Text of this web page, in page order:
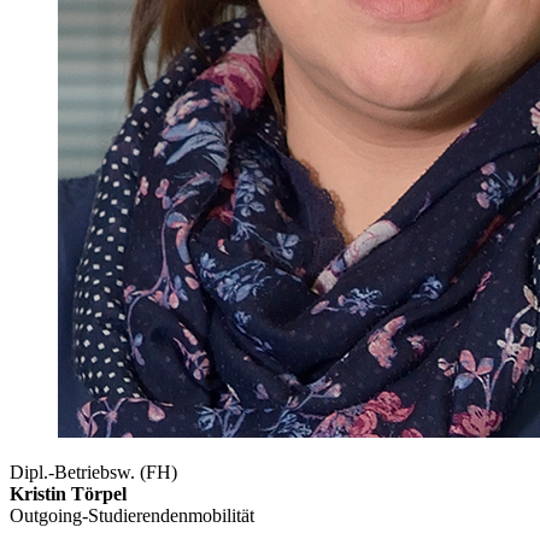
Dipl.-Betriebsw. (FH)
Kristin Törpel
Outgoing-Studierendenmobilität